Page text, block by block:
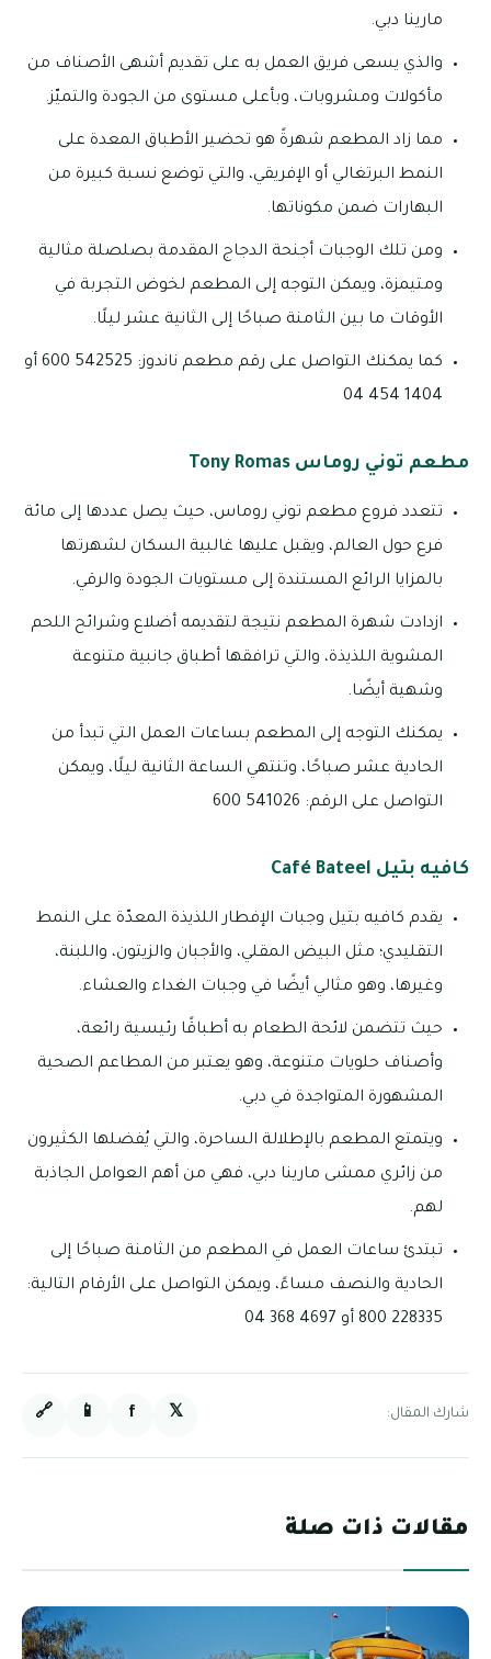
مارينا دبي.
والذي يسعى فريق العمل به على تقديم أشهى الأصناف من
مأكولات ومشروبات، وبأعلى مستوى من الجودة والتميّز.
مما زاد المطعم شهرةً هو تحضير الأطباق المعدة على
النمط البرتغالي أو الإفريقي، والتي توضع نسبة كبيرة من
البهارات ضمن مكوناتها.
ومن تلك الوجبات أجنحة الدجاج المقدمة بصلصلة مثالية
ومتيمزة، ويمكن التوجه إلى المطعم لخوض التجربة في
الأوقات ما بين الثامنة صباحًا إلى الثانية عشر ليلًا.
كما يمكنك التواصل على رقم مطعم ناندوز: 542525 600 أو
1404 454 04
مطعم توني روماس Tony Romas
تتعدد فروع مطعم توني روماس، حيث يصل عددها إلى مائة
فرع حول العالم، ويقبل عليها غالبية السكان لشهرتها
بالمزايا الرائع المستندة إلى مستويات الجودة والرقي.
ازدادت شهرة المطعم نتيجة لتقديمه أضلاع وشرائح اللحم
المشوية اللذيذة، والتي ترافقها أطباق جانبية متنوعة
وشهية أيضًا.
يمكنك التوجه إلى المطعم بساعات العمل التي تبدأ من
الحادية عشر صباحًا، وتنتهي الساعة الثانية ليلًا، ويمكن
التواصل على الرقم: 541026 600
كافيه بتيل Café Bateel
يقدم كافيه بتيل وجبات الإفطار اللذيذة المعدّة على النمط
التقليدي؛ مثل البيض المقلي، والأجبان والزيتون، واللبنة،
وغيرها، وهو مثالي أيضًا في وجبات الغداء والعشاء.
حيث تتضمن لائحة الطعام به أطباقًا رئيسية رائعة،
وأصناف حلويات متنوعة، وهو يعتبر من المطاعم الصحية
المشهورة المتواجدة في دبي.
ويتمتع المطعم بالإطلالة الساحرة، والتي يُفضلها الكثيرون
من زائري ممشى مارينا دبي، فهي من أهم العوامل الجاذبة
لهم.
تبتدئ ساعات العمل في المطعم من الثامنة صباحًا إلى
الحادية والنصف مساءً، ويمكن التواصل على الأرقام التالية:
228335 800 أو 4697 368 04
شارك المقال: 𝕏
f
📱
🔗
مقالات ذات صلة